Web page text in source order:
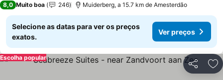
8,0 Muito boa 246 Muiderberg, a 15.7 km de Amesterdão
Selecione as datas para ver os preços
exatos.
Ver preços
Partilhar
Escolha popular